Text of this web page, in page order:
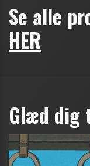
Se alle
HER
Glæd dig